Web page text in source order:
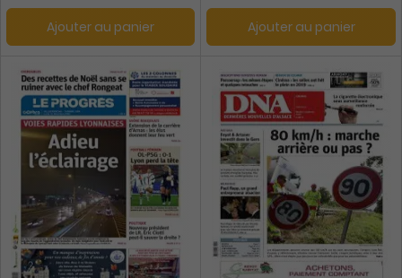
Ajouter au panier Ajouter au panier